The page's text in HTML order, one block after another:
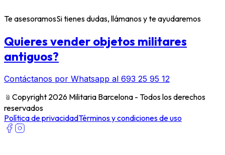
Te asesoramosSi tienes dudas, llámanos y te ayudaremos
Quieres vender objetos militares
antiguos?
Contáctanos por Whatsapp al 693 25 95 12
﹫ Copyright 2026 Militaria Barcelona - Todos los derechos
reservados
Política de privacidadTérminos y condiciones de uso